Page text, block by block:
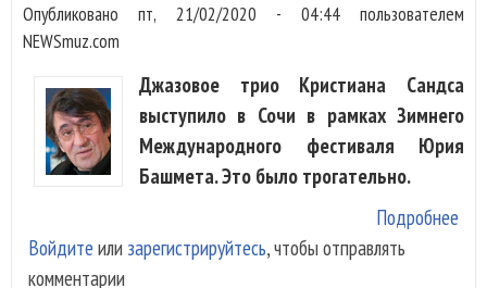
Опубликованопт, 21/02/2020 - 04:44пользователем
NEWSmuz.com
Джазовое трио Кристиана Сандса
выступило в Сочи в рамках Зимнего
Международного фестиваля Юрия
Башмета. Это было трогательно.
Подробнее
Войдите или зарегистрируйтесь, чтобы отправлять
комментарии